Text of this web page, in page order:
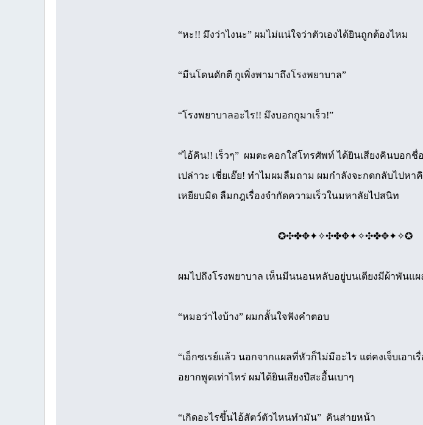
“หะ!! มึงว่าไงนะ” ผมไม่แน่ใจว่าตัวเองได้ยินถูกต้องไหม
“มีนโดนดักตี กูเพิ่งพามาถึงโรงพยาบาล”
“โรงพยาบาลอะไร!! มึงบอกกูมาเร็ว!”
“ไอ้คิน!! เร็วๆ” ผมตะคอกใส่โทรศัพท์ ได้ยินเสียงคินบอก
เปล่าวะ เชี่ยเอ๊ย! ทำไมผมลืมถาม ผมกำลังจะกดกลับไปห
เหยียบมิด ลืมกฎเรื่องจำกัดความเร็วในมหาลัยไปสนิท
✪✣✤✥✦✧✣✤✥✦✧✣✤✥✦✧✪
ผมไปถึงโรงพยาบาล เห็นมีนนอนหลับอยู่บนเตียงมีผ้าพันแ
“หมอว่าไงบ้าง” ผมกลั้นใจฟังคำตอบ
“เอ็กซเรย์แล้ว นอกจากแผลที่หัวก็ไม่มีอะไร แต่คงเจ็บเอ
อยากพูดเท่าไหร่ ผมได้ยินเสียงปีสะอื้นเบาๆ
“เกิดอะไรขึ้นไอ้สัตว์ตัวไหนทำมัน” คินส่ายหน้า